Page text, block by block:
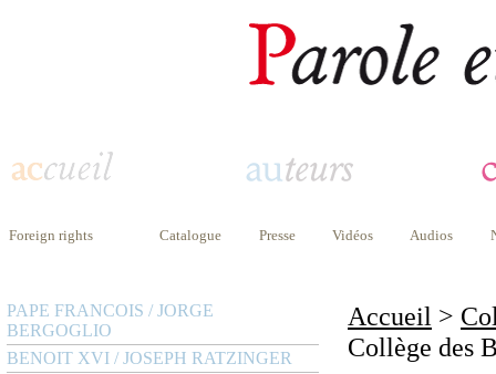
Foreign rights Catalogue Presse Vidéos Audios
PAPE FRANCOIS / JORGE
BERGOGLIO
BENOIT XVI / JOSEPH RATZINGER
Accueil >
Collège des